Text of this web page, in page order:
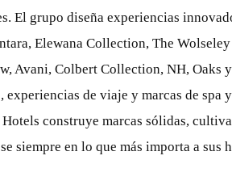
El grupo diseña experiencias
Elewana Collection, The
Avani, Colbert Collection, NH, Oaks
experiencias de viaje y marcas de spa
construye marcas sólidas,
siempre en lo que más importa a sus